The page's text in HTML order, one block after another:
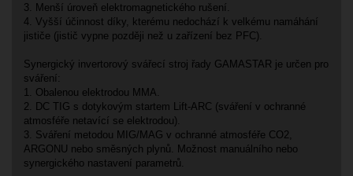
3. Menší úroveň elektromagnetického rušení.
4. Vyšší účinnost díky, kterému nedochází k velkému namáhání
jističe (jistič vypne později než u zařízení bez PFC).
Synergický invertorový svářecí stroj řady GAMASTAR je určen pro
sváření:
1. Obalenou elektrodou MMA.
2. DC TIG s dotykovým startem Lift-ARC (sváření v ochranné
atmosféře netavící se elektrodou).
3. Sváření metodou MIG/MAG v ochranné atmosféře CO2,
ARGONU nebo směsných plynů. Možnost manuálního nebo
synergického nastavení parametrů.